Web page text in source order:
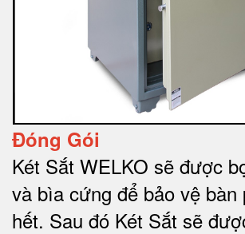
Đóng Gói
Két Sắt WELKO sẽ được
và bìa cứng để bảo vệ
hết. Sau đó Két Sắt sẽ